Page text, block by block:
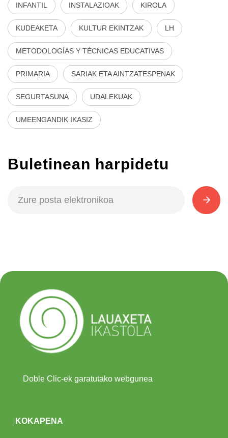
INFANTIL INSTALAZIOAK KIROLA
KUDEAKETA KULTUR EKINTZAK LH
METODOLOGÍAS Y TÉCNICAS EDUCATIVAS
PRIMARIA SARIAK ETA AINTZATESPENAK
SEGURTASUNA UDALEKUAK
UMEENGANDIK IKASIZ
Buletinean harpidetu
Doble Clic-ek garatutako webgunea
KOKAPENA